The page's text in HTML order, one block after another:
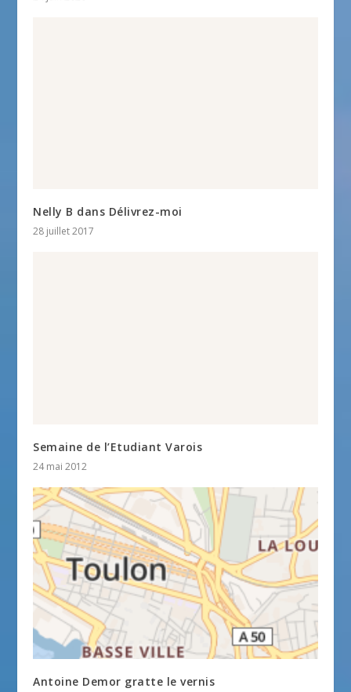
Nelly B dans Délivrez-moi
28 juillet 2017
Semaine de l’Etudiant Varois
24 mai 2012
Antoine Demor gratte le vernis